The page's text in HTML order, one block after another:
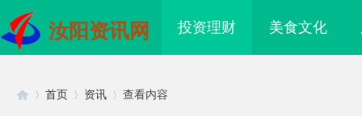
汝阳资讯网 投资理财 美食文化
首页 资讯 查看内容